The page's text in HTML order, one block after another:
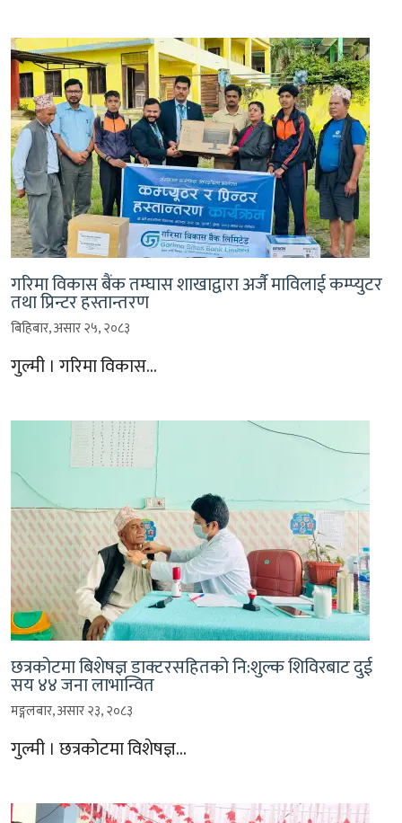
गरिमा विकास बैंक तम्घास शाखाद्वारा अर्जै माविलाई कम्प्युटर
तथा प्रिन्टर हस्तान्तरण
बिहिबार, असार २५, २०८३
गुल्मी । गरिमा विकास…
छत्रकोटमा बिशेषज्ञ डाक्टरसहितको नि:शुल्क शिविरबाट दुई
सय ४४ जना लाभान्वित
मङ्गलबार, असार २३, २०८३
गुल्मी । छत्रकोटमा विशेषज्ञ…